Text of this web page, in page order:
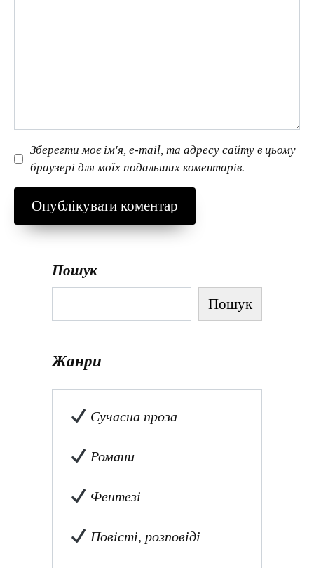
Зберегти моє ім'я, e-mail, та адресу сайту в цьому
браузері для моїх подальших коментарів.
Пошук
Пошук
Жанри
Сучасна проза
Романи
Фентезі
Повісті, розповіді